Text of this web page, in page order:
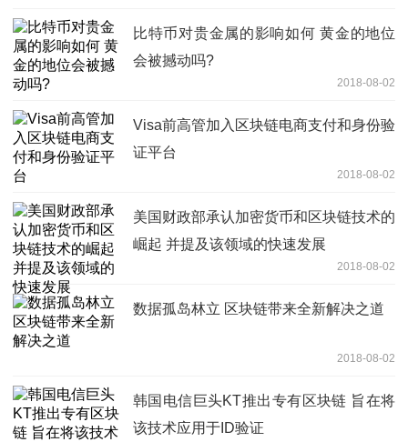
比特币对贵金属的影响如何 黄金的地位
会被撼动吗?
2018-08-02
Visa前高管加入区块链电商支付和身份验
证平台
2018-08-02
美国财政部承认加密货币和区块链技术的
崛起 并提及该领域的快速发展
2018-08-02
数据孤岛林立 区块链带来全新解决之道
2018-08-02
韩国电信巨头KT推出专有区块链 旨在将
该技术应用于ID验证